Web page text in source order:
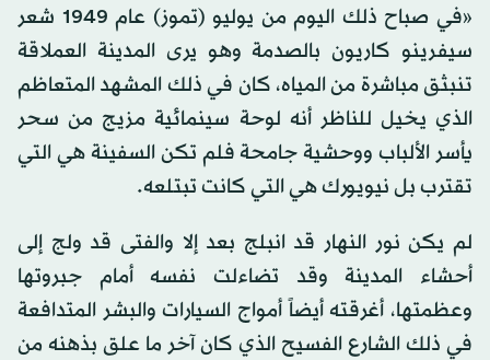
«في صباح ذلك اليوم من يوليو (تموز) عام 1949 شعر
سيفرينو كاريون بالصدمة وهو يرى المدينة العملاقة
تنبثق مباشرة من المياه، كان في ذلك المشهد المتعاظم
الذي يخيل للناظر أنه لوحة سينمائية مزيج من سحر
يأسر الألباب ووحشية جامحة فلم تكن السفينة هي التي
تقترب بل نيويورك هي التي كانت تبتلعه.
لم يكن نور النهار قد انبلج بعد إلا والفتى قد ولج إلى
أحشاء المدينة وقد تضاءلت نفسه أمام جبروتها
وعظمتها، أغرقته أيضاً أمواج السيارات والبشر المتدافعة
في ذلك الشارع الفسيح الذي كان آخر ما علق بذهنه من